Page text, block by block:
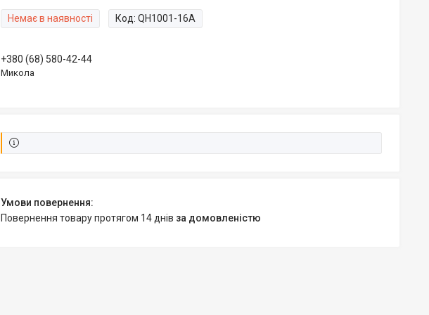
Немає в наявності Код: QH1001-16A
+380 (68) 580-42-44
Микола
повернення товару протягом 14 днів за домовленістю